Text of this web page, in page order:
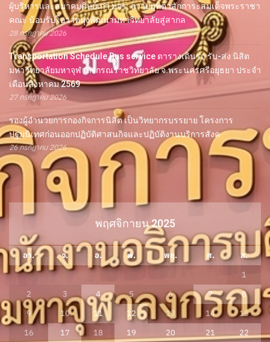
ผู้บริหารและสมาคมศิษย์เก่า มจร. ถวายมุทิตาสักการะสมเด็จพระราชา
คณะ น้อมรับโอวาทมุ่งพัฒนามหาวิทยาลัยสู่สากล
28 กรกฎาคม 2026
Transportation Schedule Bus service ตารางเดินรถ รับ-ส่ง นิสิต
มหาวิทยาลัยมหาจุฬาลงกรณราชวิทยาลัย จ.พระนครศรีอยุธยา ประจำ
เดือนสิงหาคม 2569
27 กรกฎาคม 2026
รองผู้อำนวยการกองกิจการนิสิต เป็นวิทยากรบรรยาย โครงการ
ปฐมนิเทศก่อนออกปฏิบัติศาสนกิจและปฏิบัติงานบริการสังค
26 กรกฎาคม 2026
พฤศจิกายน 2025
อา. จ. อ. พ. พฤ. ศ.
ส.
1
2
3 4 5 6 7
8
9
10 11 12 13 14
15
16
17 18 19 20 21 22